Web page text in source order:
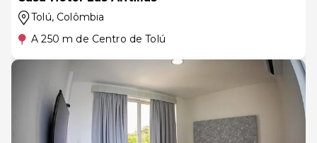
Tolú, Colômbia
A 250 m de Centro de Tolú